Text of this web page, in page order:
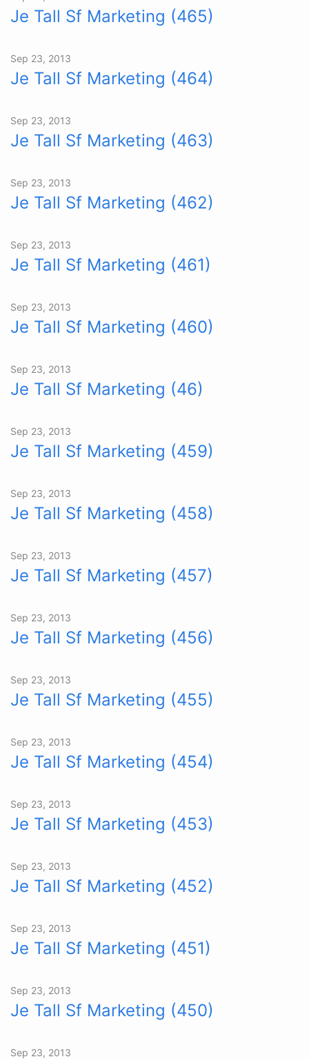
Je Tall Sf Marketing (465)
Sep 23, 2013
Je Tall Sf Marketing (464)
Sep 23, 2013
Je Tall Sf Marketing (463)
Sep 23, 2013
Je Tall Sf Marketing (462)
Sep 23, 2013
Je Tall Sf Marketing (461)
Sep 23, 2013
Je Tall Sf Marketing (460)
Sep 23, 2013
Je Tall Sf Marketing (46)
Sep 23, 2013
Je Tall Sf Marketing (459)
Sep 23, 2013
Je Tall Sf Marketing (458)
Sep 23, 2013
Je Tall Sf Marketing (457)
Sep 23, 2013
Je Tall Sf Marketing (456)
Sep 23, 2013
Je Tall Sf Marketing (455)
Sep 23, 2013
Je Tall Sf Marketing (454)
Sep 23, 2013
Je Tall Sf Marketing (453)
Sep 23, 2013
Je Tall Sf Marketing (452)
Sep 23, 2013
Je Tall Sf Marketing (451)
Sep 23, 2013
Je Tall Sf Marketing (450)
Sep 23, 2013